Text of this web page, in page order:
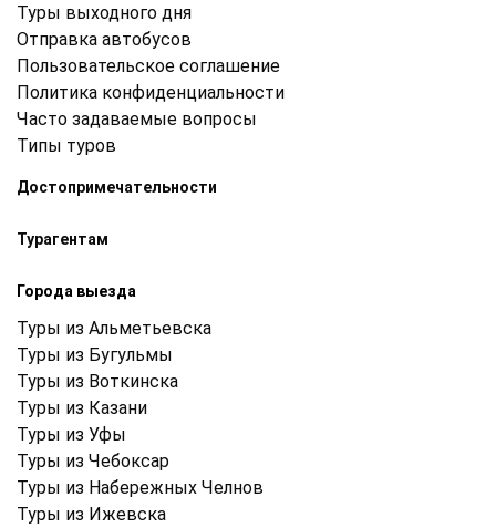
Туры выходного дня
Отправка автобусов
Пользовательское соглашение
Политика конфиденциальности
Часто задаваемые вопросы
Типы туров
Достопримечательности
Турагентам
Города выезда
Туры из Альметьевска
Туры из Бугульмы
Туры из Воткинска
Туры из Казани
Туры из Уфы
Туры из Чебоксар
Туры из Набережных Челнов
Туры из Ижевска